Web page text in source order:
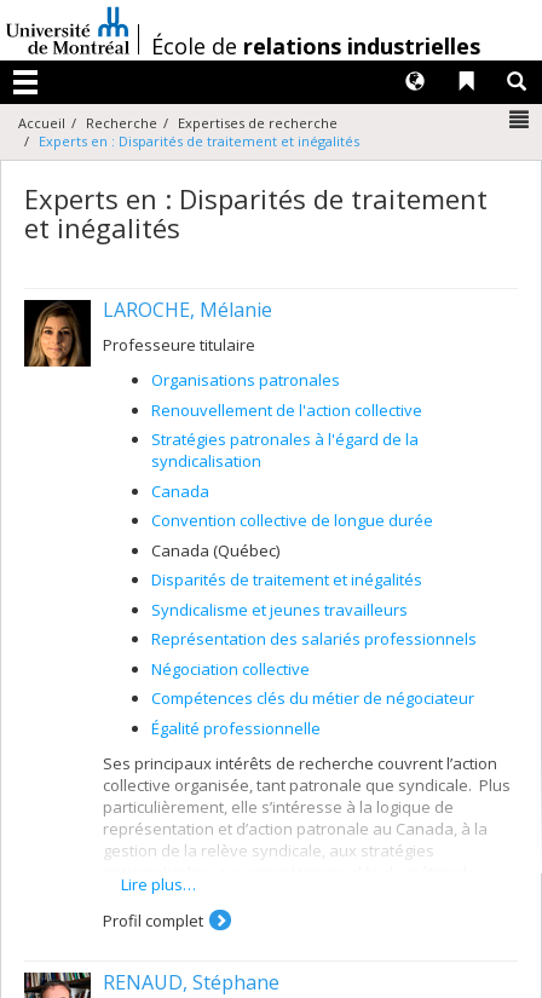
au
contenu
/École de relations industrielles
Menu
Liens
Langues
Accueil Recherche
Expertises de recherche
Experts en : Disparités de traitement et inégalités
Experts en : Disparités de traitement
et inégalités
LAROCHE, Mélanie
Professeure titulaire
Organisations patronales
Renouvellement de l'action collective
Stratégies patronales à l'égard de la
syndicalisation
Canada
Convention collective de longue durée
Canada (Québec)
Disparités de traitement et inégalités
Syndicalisme et jeunes travailleurs
Représentation des salariés professionnels
Négociation collective
Compétences clés du métier de négociateur
Égalité professionnelle
Ses principaux intérêts de recherche couvrent l’action
collective organisée, tant patronale que syndicale. Plus
particulièrement, elle s’intéresse à la logique de
représentation et d’action patronale au Canada, à la
gestion de la relève syndicale, aux stratégies
négociateur et aux dynamiques qui sous-tendent le
dialogue social au Québec.
Lire plus…
Profil complet
RENAUD, Stéphane